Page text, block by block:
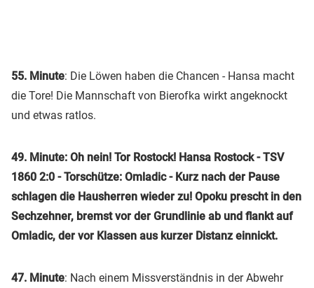
55. Minute: Die Löwen haben die Chancen - Hansa macht
die Tore! Die Mannschaft von Bierofka wirkt angeknockt
und etwas ratlos.
49. Minute: Oh nein! Tor Rostock! Hansa Rostock - TSV
1860 2:0 - Torschütze: Omladic - Kurz nach der Pause
schlagen die Hausherren wieder zu! Opoku prescht in den
Sechzehner, bremst vor der Grundlinie ab und flankt auf
Omladic, der vor Klassen aus kurzer Distanz einnickt.
47. Minute: Nach einem Missverständnis in der Abwehr